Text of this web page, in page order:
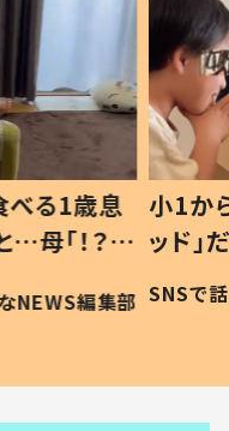
「ギフテ
チ給食”を
令和の親
NEWS編集部
ひ孫
が、抱
「涙
い」